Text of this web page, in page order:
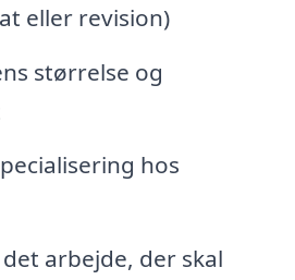
eller revision)
størrelse og
hos
arbejde, der skal